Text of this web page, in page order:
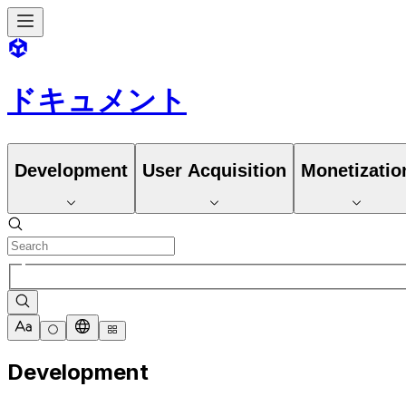
ドキュメント
Development User Acquisition
Development